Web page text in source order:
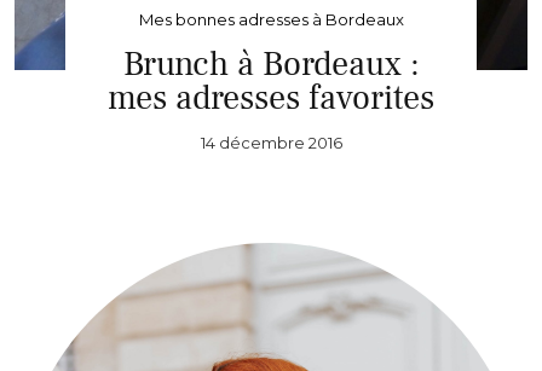
Mes bonnes adresses à Bordeaux
Brunch à Bordeaux :
mes adresses favorites
14 décembre 2016